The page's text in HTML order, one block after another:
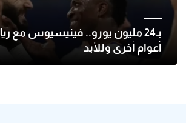
أعوام أخرى وللأبد